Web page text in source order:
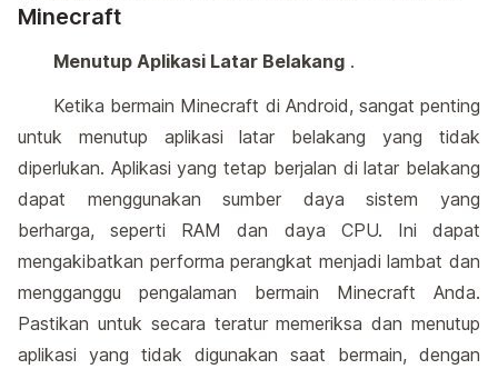
Minecraft
Menutup Aplikasi Latar Belakang .
Ketika bermain Minecraft di Android, sangat penting
untuk menutup aplikasi latar belakang yang tidak
diperlukan. Aplikasi yang tetap berjalan di latar belakang
dapat menggunakan sumber daya sistem yang
berharga, seperti RAM dan daya CPU. Ini dapat
mengakibatkan performa perangkat menjadi lambat dan
mengganggu pengalaman bermain Minecraft Anda.
Pastikan untuk secara teratur memeriksa dan menutup
aplikasi yang tidak digunakan saat bermain, dengan